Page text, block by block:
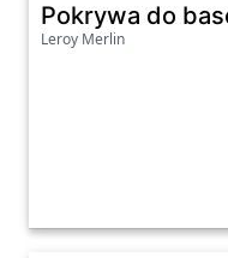
Pokrywa do
Leroy Merlin